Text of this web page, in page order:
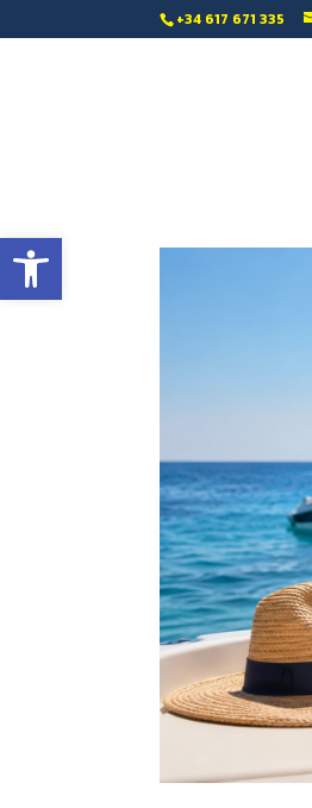
Ouvrir la barre d’outils
‭+34 617 671 335‬